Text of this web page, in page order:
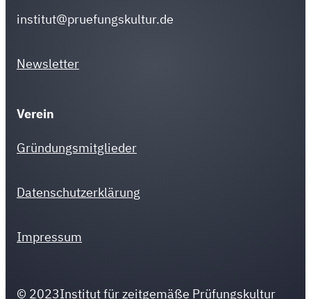
institut@pruefungskultur.de
Newsletter
Verein
Gründungsmitglieder
Datenschutzerklärung
Impressum
© 2023Institut für zeitgemäße Prüfungskultur